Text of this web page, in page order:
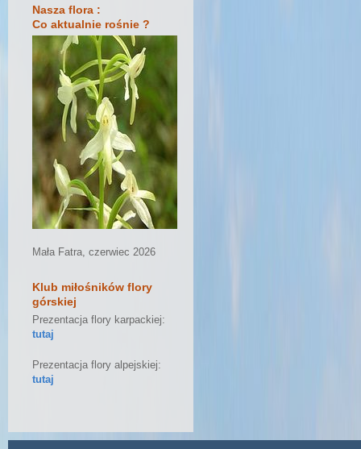
Nasza flora :
Co aktualnie rośnie ?
Mała Fatra, czerwiec 2026
Klub miłośników flory
górskiej
Prezentacja flory karpackiej:
tutaj
Prezentacja flory alpejskiej:
tutaj